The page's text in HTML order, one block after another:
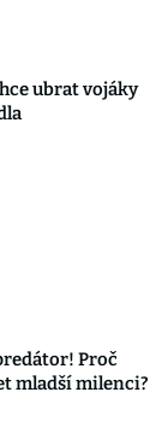
ubrat vojáky
Proč
mladší milenci?